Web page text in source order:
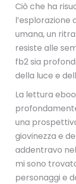
Ciò che ha
l’esplorazione
umana, un
resiste alle
fb2 sia
della luce e
La lettura
una
giovinezza e
addentravo
mi sono
personaggi e